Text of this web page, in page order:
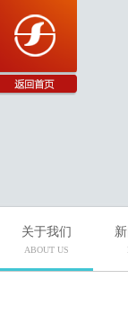
关于我们
ABOUT US